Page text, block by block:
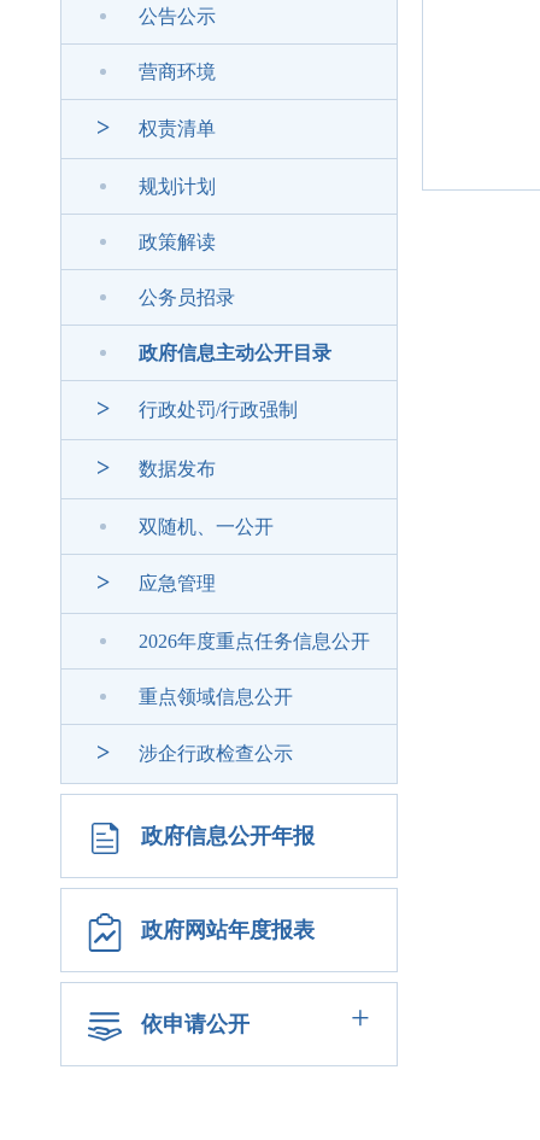
公告公示
营商环境
> 权责清单
规划计划
政策解读
公务员招录
政府信息主动公开目录
> 行政处罚/行政强制
> 数据发布
双随机、一公开
> 应急管理
2026年度重点任务信息公开
重点领域信息公开
> 涉企行政检查公示
政府信息公开年报
政府网站年度报表
依申请公开 +